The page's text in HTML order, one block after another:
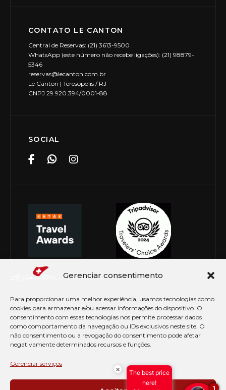
Gerenciar consentimento
Para proporcionar uma melhor experiência, usamos tecnologias como
cookies para armazenar e/ou acessar informações do dispositivo. O
consentimento com essas tecnologias nos permite processar dados
como comportamento da navegação ou IDs exclusivos neste site. O
não consentimento ou a revogação do consentimento pode afetar
negativamente determinados recursos e funções.
Gerenciar serviços
CONTATO LE CANTON
Central de Reservas: (21) 3613-9500
WhatsApp (este número não recebe ligações): (21) 98879-
5346
reservas@lecanton.com.br
Le Canton | Teresópolis / RJ
CNPJ 29.920.394/0001-88
SOCIAL
© Copyright 2026 Le Canton. Todos os direitos
PRÉ CHECK-IN
×
The best price
here!
1